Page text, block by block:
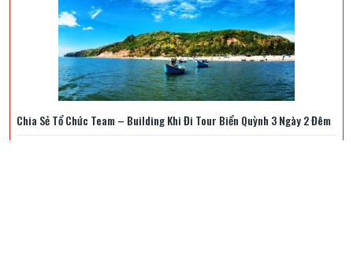
Chia Sẻ Tổ Chức Team – Building Khi Đi Tour Biển Quỳnh 3 Ngày 2 Đêm